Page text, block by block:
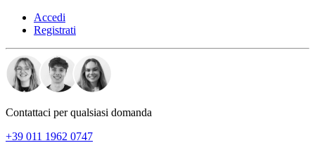
Accedi
Registrati
Contattaci per qualsiasi domanda
+39 011 1962 0747